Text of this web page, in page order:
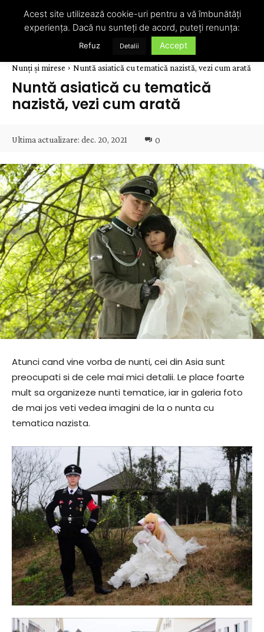
Nunți și mirese Nuntă asiatică cu tematică nazistă, vezi cum arată
Nuntă asiatică cu tematică
nazistă, vezi cum arată
Ultima actualizare: dec. 20, 2021 0
Atunci cand vine vorba de nunti, cei din Asia sunt
preocupati si de cele mai mici detalii. Le place foarte
mult sa organizeze nunti tematice, iar in galeria foto
de mai jos veti vedea imagini de la o nunta cu
tematica nazista.
Acest site utilizează cookie-uri pentru a vă îmbunătăți
experiența. Dacă nu sunteți de acord, puteți renunța:
Refuz Detalii Accept